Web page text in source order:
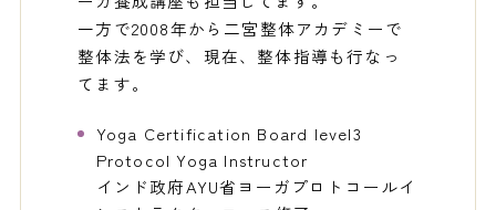
一方で2008年から二宮整体アカデミーで
整体法を学び、現在、整体指導も行なっ
てます。
Yoga Certification Board level3
Protocol Yoga Instructor
インド政府AYU省ヨーガプロトコールイ